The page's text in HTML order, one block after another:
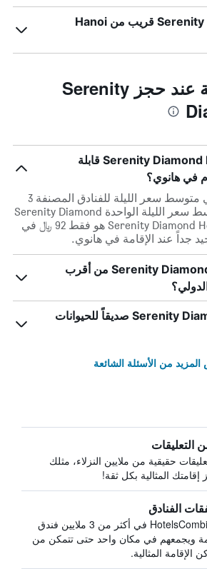
هل Serenity Diamond Hotel قريب من Hanoi
الأسئلة الشائعة عند حجز Serenity
هل الأسعار في Serenity Diamond Hotel قابلة
هناك فرق يبلغ 33% في متوسط ​​سعر الليلة للفنادق المصنفة 3
نجوم في هانوي ومتوسط ​​سعر الليلة الواحدة Serenity Diamond
Hotel. السعر في Serenity Diamond Hotel هو فقط 92 ﷼ في
جداً عند الإقامة في هانوي.
ما مدى قرب Serenity Diamond Hotel من أقرب
هل يعتبر Serenity Diamond Hotel صديقاً للحيوانات
من الأسئلة الشائعة
التعليقات
حقيقية من ملايين النزلاء، مثلك
إقامتك المثالية بكل ثقة!
الفنادق
يبحث HotelsCombined في أكثر من 3 ملايين فندق
ويجمعهم في مكان واحد حتى تتمكن من
الإقامة المثالية.